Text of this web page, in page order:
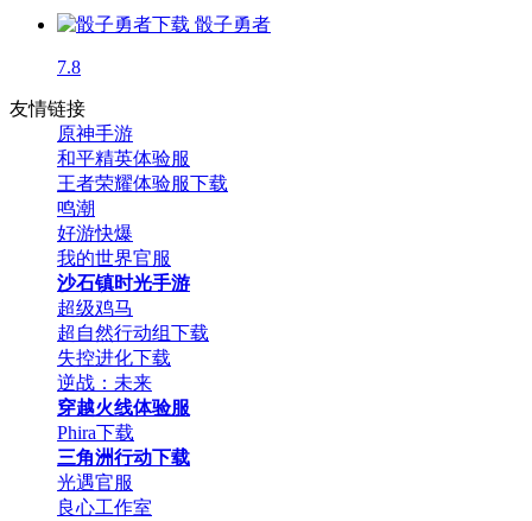
骰子勇者
7.8
友情链接
原神手游
和平精英体验服
王者荣耀体验服下载
鸣潮
好游快爆
我的世界官服
沙石镇时光手游
超级鸡马
超自然行动组下载
失控进化下载
逆战：未来
穿越火线体验服
Phira下载
三角洲行动下载
光遇官服
良心工作室